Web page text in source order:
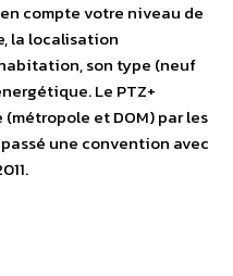
compte votre niveau de
la localisation
son type (neuf
Le PTZ+
et DOM) par les
une convention avec